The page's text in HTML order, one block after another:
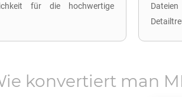
für die hochwertige
konvertiert man